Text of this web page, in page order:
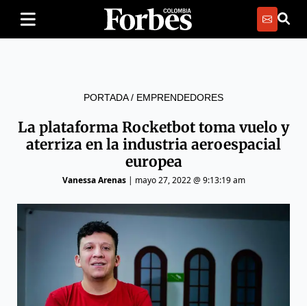
PORTADA/ EMPRENDEDORES
La plataforma Rocketbot toma vuelo y
aterriza en la industria aeroespacial
europea
Vanessa Arenas| mayo 27, 2022 @ 9:13:19 am